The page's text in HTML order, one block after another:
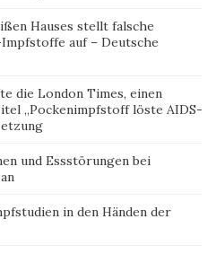
Hauses stellt falsche
auf – Deutsche
die London Times, einen
„Pockenimpfstoff löste AIDS-
und Essstörungen bei
in den Händen der